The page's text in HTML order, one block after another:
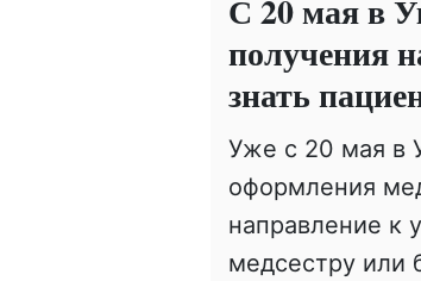
С 20 мая в
получения
знать
Уже с 20 мая в
оформления
направление к
медсестру или